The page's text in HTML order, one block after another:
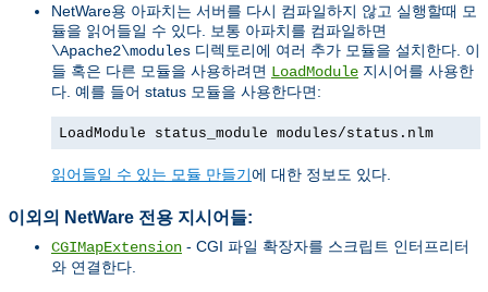
NetWare용 아파치는 서버를 다시 컴파일하지 않고 실행할때 모
듈을 읽어들일 수 있다. 보통 아파치를 컴파일하면
\Apache2\modules 디렉토리에 여러 추가 모듈을 설치한다. 이
들 혹은 다른 모듈을 사용하려면 LoadModule 지시어를 사용한
다. 예를 들어 status 모듈을 사용한다면:
LoadModule status_module modules/status.nlm
읽어들일 수 있는 모듈 만들기에 대한 정보도 있다.
이외의 NetWare 전용 지시어들:
CGIMapExtension - CGI 파일 확장자를 스크립트 인터프리터
와 연결한다.